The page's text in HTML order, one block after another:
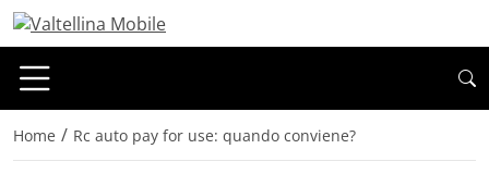
Home / Rc auto pay for use: quando conviene?